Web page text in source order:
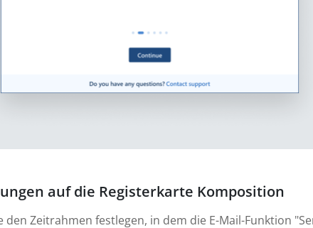
auf die Registerkarte Komposition
den Zeitrahmen festlegen, in dem die E-Mail-Funktion